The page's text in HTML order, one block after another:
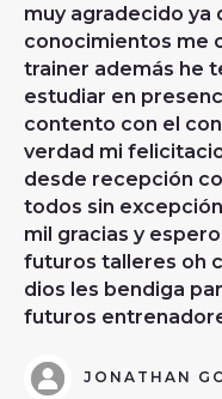
muy agradecido ya
conocimientos me
trainer además he
estudiar en
contento con el
verdad mi
desde recepción
todos sin
mil gracias y
futuros talleres oh
dios les bendiga
futuros
JONATHAN